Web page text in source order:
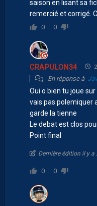
saison en lisant sa
remercié et corrigé.
0 0
CRAPULON34
En réponse à
Oui o bien tu joue
vais pas polemiquer
garde la tienne
Le debat est clos
Point final
Dernière édition il y a
0 0